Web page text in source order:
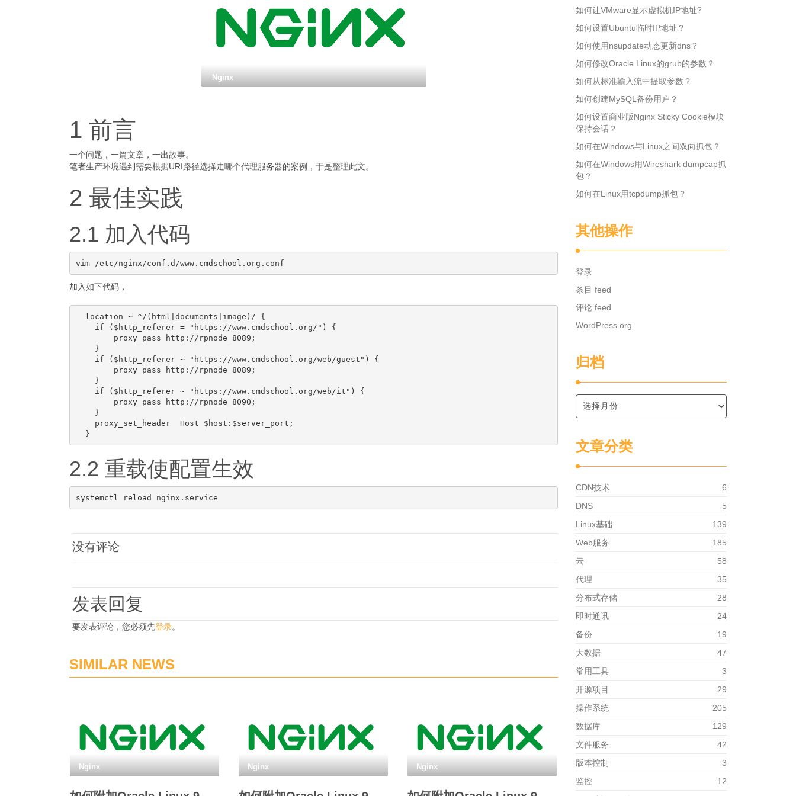
Nginx
1 前言
一个问题，一篇文章，一出故事。
笔者生产环境遇到需要根据URI路径选择走哪个代理服务器的案例，于是整理此文。
2 最佳实践
2.1 加入代码
加入如下代码，
  location ~ ^/(html|documents|image)/ {
    if ($http_referer = "https://www.cmdschool.org/") {
        proxy_pass http://rpnode_8089;
    }
    if ($http_referer ~ "https://www.cmdschool.org/web/guest") {
        proxy_pass http://rpnode_8089;
    }
    if ($http_referer ~ "https://www.cmdschool.org/web/it") {
        proxy_pass http://rpnode_8090;
    }
    proxy_set_header  Host $host:$server_port;
2.2 重载使配置生效
没有评论
发表回复
要发表评论，您必须先登录。
SIMILAR NEWS
Nginx Nginx Nginx
如何让VMware显示虚拟机IP地址?
如何设置Ubuntu临时IP地址？
如何使用nsupdate动态更新dns？
如何修改Oracle Linux的grub的参数？
如何从标准输入流中提取参数？
如何创建MySQL备份用户？
如何设置商业版Nginx Sticky Cookie模块
保持会话？
如何在Windows与Linux之间双向抓包？
如何在Windows用Wireshark dumpcap抓
包？
如何在Linux用tcpdump抓包？
其他操作
登录
条目 feed
评论 feed
WordPress.org
归档
文章分类
CDN技术
6
DNS
5
Linux基础
139
Web服务
185
云
58
代理
35
分布式存储
28
即时通讯
24
备份
19
大数据
47
常用工具
3
开源项目
29
操作系统
205
数据库
129
文件服务
42
版本控制
3
监控
12